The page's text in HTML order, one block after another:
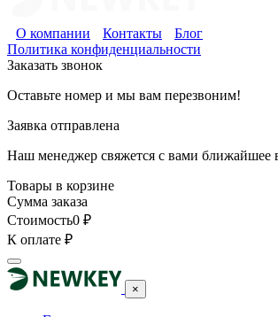
О компании Контакты
Блог
Политика конфиденциальности
Заказать звонок
Оставьте номер и мы вам перезвоним!
Заявка отправлена
Наш менеджер свяжется с вами ближайшее
Товары в корзине
Сумма заказа
Стоимость0 ₽
К оплате ₽
×